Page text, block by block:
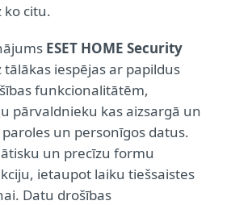
citu.
ESET HOME Security
tālākas iespējas ar papildus
funkcionalitātēm,
pārvaldnieku kas aizsargā un
un personīgos datus.
un precīzu formu
ietaupot laiku tiešsaistes
Datu drošības